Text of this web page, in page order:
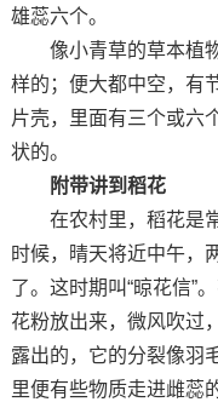
雄蕊六个。
像小青草的草本植物
样的；便大都中空，有
片壳，里面有三个或六
状的。
附带讲到稻花
在农村里，稻花是常
时候，晴天将近中午，
了。这时期叫“晾花信”
花粉放出来，微风吹过
露出的，它的分裂像羽
里便有些物质走进雌蕊